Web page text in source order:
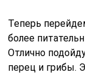
Теперь
более
Отлично
перец и грибы.